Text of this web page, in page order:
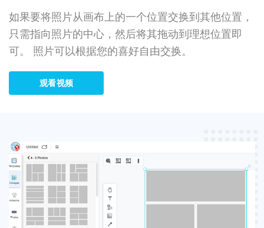
如果要将照片从画布上的一个位置交换到其他位置，
只需指向照片的中心，然后将其拖动到理想位置即
可。 照片可以根据您的喜好自由交换。
观看视频